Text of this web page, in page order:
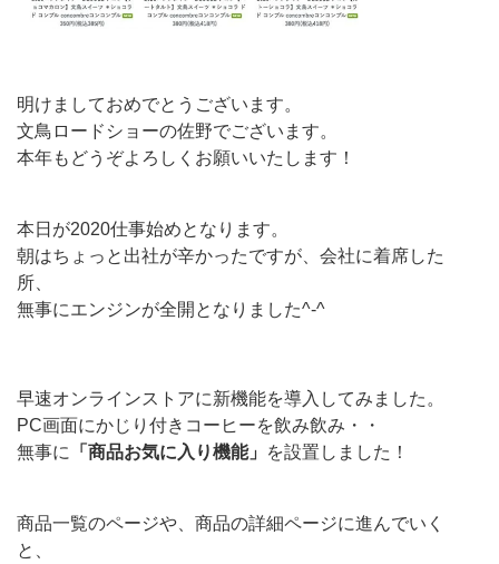
明けましておめでとうございます。
文鳥ロードショーの佐野でございます。
本年もどうぞよろしくお願いいたします！
本日が2020仕事始めとなります。
朝はちょっと出社が辛かったですが、会社に着席した
所、
無事にエンジンが全開となりました^-^
早速オンラインストアに新機能を導入してみました。
PC画面にかじり付きコーヒーを飲み飲み・・
無事に
「商品お気に入り機能」 を設置しました！
商品一覧のページや、商品の詳細ページに進んでいく
と、